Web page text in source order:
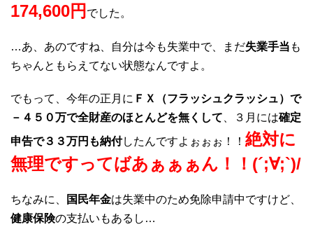
174,600円 でした。
…あ、あのですね、自分は今も失業中で、まだ失業手当 も
ちゃんともらえてない状態なんですよ。
でもって、今年の正月に ＦＸ（フラッシュクラッシュ）で
－４５０万で全財産のほとんどを無くして 、３月には確定
申告で３３万円も納付したんですよぉぉぉ！！ 絶対に
無理ですってばあぁぁぁん！！(´;∀;`)/
ちなみに、 国民年金は失業中のため免除申請中ですけど、
健康保険の支払いもあるし…